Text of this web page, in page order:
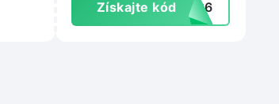
Získajte kódDD26